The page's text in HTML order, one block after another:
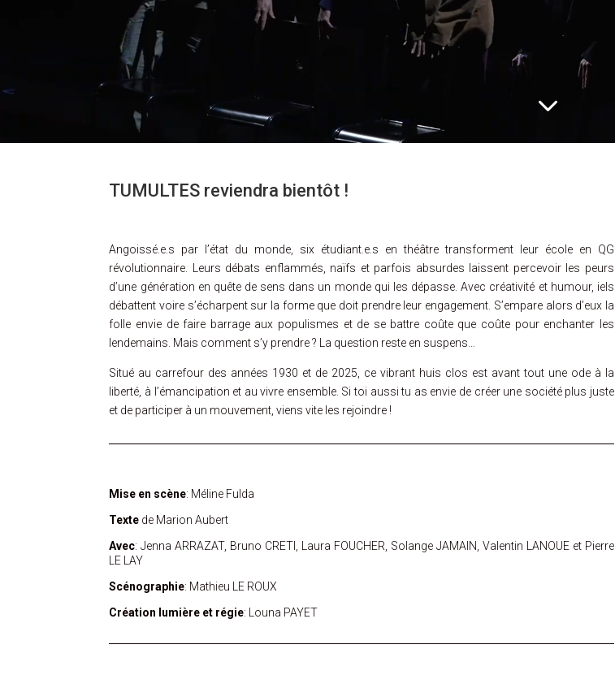
3
TUMULTES reviendra bientôt !
Angoissé.e.s par l’état du monde, six étudiant.e.s en théâtre transforment leur école en QG
révolutionnaire. Leurs débats enflammés, naïfs et parfois absurdes laissent percevoir les peurs
d’une génération en quête de sens dans un monde qui les dépasse. Avec créativité et humour, iels
débattent voire s’écharpent sur la forme que doit prendre leur engagement. S’empare alors d’eux la
folle envie de faire barrage aux populismes et de se battre coûte que coûte pour enchanter les
lendemains. Mais comment s’y prendre ? La question reste en suspens…
Situé au carrefour des années 1930 et de 2025, ce vibrant huis clos est avant tout une ode à la
liberté, à l’émancipation et au vivre ensemble. Si toi aussi tu as envie de créer une société plus juste
et de participer à un mouvement, viens vite les rejoindre !
Mise en scène: Méline Fulda
Texte de Marion Aubert
Avec: Jenna ARRAZAT, Bruno CRETI, Laura FOUCHER, Solange JAMAIN, Valentin LANOUE et Pierre
LE LAY
Scénographie: Mathieu LE ROUX
Création lumière et régie: Louna PAYET